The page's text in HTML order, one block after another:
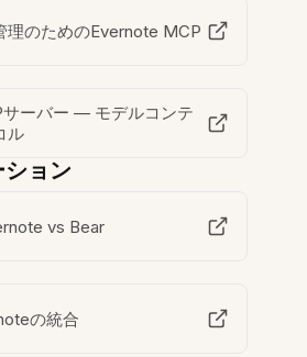
理のためのEvernote MCP
ーバー — モデルコンテ
ル
ョン
vs Bear
の統合